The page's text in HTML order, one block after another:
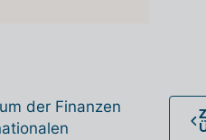
der Finanzen